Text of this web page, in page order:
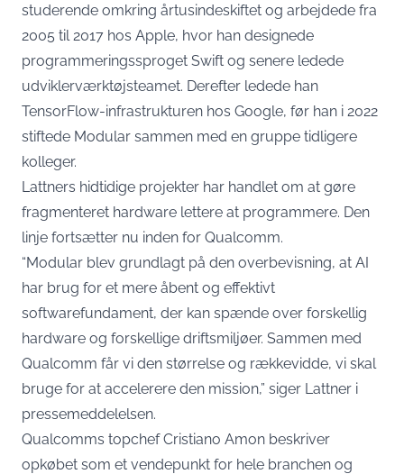
studerende omkring årtusindeskiftet og arbejdede fra
2005 til 2017 hos Apple, hvor han designede
programmeringssproget Swift og senere ledede
udviklerværktøjsteamet. Derefter ledede han
TensorFlow-infrastrukturen hos Google, før han i 2022
stiftede Modular sammen med en gruppe tidligere
kolleger.
Lattners hidtidige projekter har handlet om at gøre
fragmenteret hardware lettere at programmere. Den
linje fortsætter nu inden for Qualcomm.
“Modular blev grundlagt på den overbevisning, at AI
har brug for et mere åbent og effektivt
softwarefundament, der kan spænde over forskellig
hardware og forskellige driftsmiljøer. Sammen med
Qualcomm får vi den størrelse og rækkevidde, vi skal
bruge for at accelerere den mission,” siger Lattner i
pressemeddelelsen.
Qualcomms topchef Cristiano Amon beskriver
opkøbet som et vendepunkt for hele branchen og